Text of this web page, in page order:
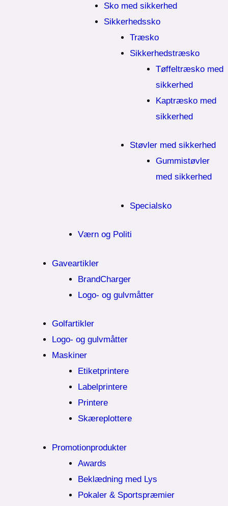
Sko med sikkerhed
Sikkerhedssko
Træsko
Sikkerhedstræsko
Tøffeltræsko med
sikkerhed
Kaptræsko med
sikkerhed
Støvler med sikkerhed
Gummistøvler
med sikkerhed
Specialsko
Værn og Politi
Gaveartikler
BrandCharger
Logo- og gulvmåtter
Golfartikler
Logo- og gulvmåtter
Maskiner
Etiketprintere
Labelprintere
Printere
Skæreplottere
Promotionprodukter
Awards
Beklædning med Lys
Pokaler & Sportspræmier